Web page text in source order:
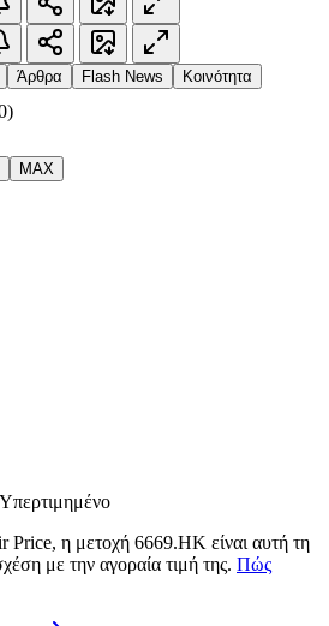
Άρθρα Flash News Κοινότητα
MAX
Υπερτιμημένο
η μετοχή 6669.HK είναι αυτή τη
με την αγοραία τιμή της. Πώς